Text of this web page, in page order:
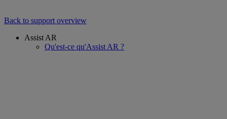
Back to support overview
Assist AR
Qu'est-ce qu'Assist AR ?